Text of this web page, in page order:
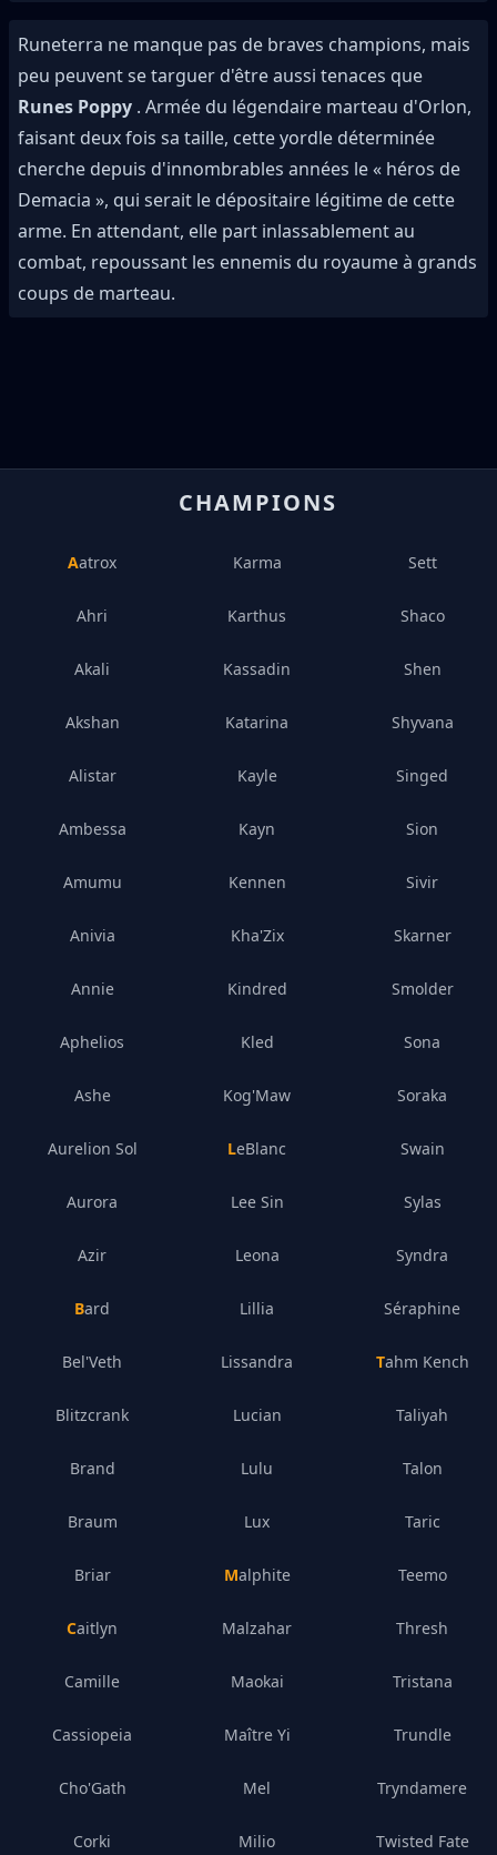
Runeterra ne manque pas de braves champions, mais
peu peuvent se targuer d'être aussi tenaces que
Runes Poppy . Armée du légendaire marteau d'Orlon,
faisant deux fois sa taille, cette yordle déterminée
cherche depuis d'innombrables années le « héros de
Demacia », qui serait le dépositaire légitime de cette
arme. En attendant, elle part inlassablement au
combat, repoussant les ennemis du royaume à grands
coups de marteau.
CHAMPIONS
Aatrox
Ahri
Akali
Akshan
Alistar
Ambessa
Amumu
Anivia
Annie
Aphelios
Ashe
Aurelion Sol
Aurora
Azir
Bard
Bel'Veth
Blitzcrank
Brand
Braum
Briar
Caitlyn
Camille
Cassiopeia
Cho'Gath
Corki
Karma
Karthus
Kassadin
Katarina
Kayle
Kayn
Kennen
Kha'Zix
Kindred
Kled
Kog'Maw
LeBlanc
Lee Sin
Leona
Lillia
Lissandra
Lucian
Lulu
Lux
Malphite
Malzahar
Maokai
Maître Yi
Mel
Milio
Sett
Shaco
Shen
Shyvana
Singed
Sion
Sivir
Skarner
Smolder
Sona
Soraka
Swain
Sylas
Syndra
Séraphine
Tahm Kench
Taliyah
Talon
Taric
Teemo
Thresh
Tristana
Trundle
Tryndamere
Twisted Fate